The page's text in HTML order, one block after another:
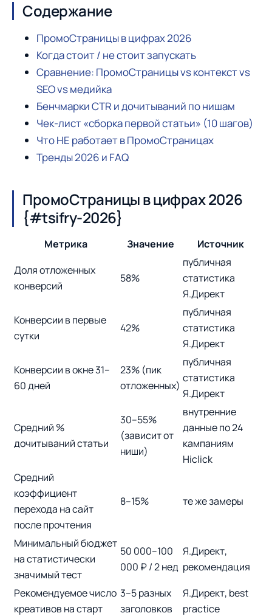
Содержание
ПромоСтраницы в цифрах 2026
Когда стоит / не стоит запускать
Сравнение: ПромоСтраницы vs контекст vs
SEO vs медийка
Бенчмарки CTR и дочитываний по нишам
Чек-лист «сборка первой статьи» (10 шагов)
Что НЕ работает в ПромоСтраницах
Тренды 2026 и FAQ
ПромоСтраницы в цифрах 2026
{#tsifry-2026}
Метрика Значение
Источник
Доля отложенных
конверсий
58%
публичная
статистика
Я.Директ
Конверсии в первые
сутки
42%
публичная
статистика
Я.Директ
Конверсии в окне 31–
60 дней
23% (пик
отложенных)
публичная
статистика
Я.Директ
Средний %
дочитываний статьи
30–55%
(зависит от
ниши)
внутренние
данные по 24
кампаниям
Hiclick
Средний
коэффициент
перехода на сайт
после прочтения
8–15% те же замеры
Минимальный бюджет
на статистически
значимый тест
50 000–100
000 ₽ / 2 нед
Я.Директ,
рекомендация
Рекомендуемое число
креативов на старт
3–5 разных
заголовков
Я.Директ, best
practice